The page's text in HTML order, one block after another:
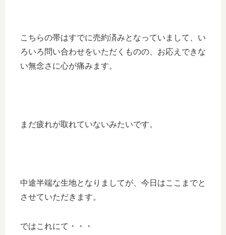
こちらの帯はすでに売約済みとなっていまして、い
ろいろ問い合わせをいただくものの、お応えできな
い無念さに心が痛みます。
まだ疲れが取れていないみたいです。
中途半端な生地となりましてが、今日はここまでと
させていただきます。
ではこれにて・・・